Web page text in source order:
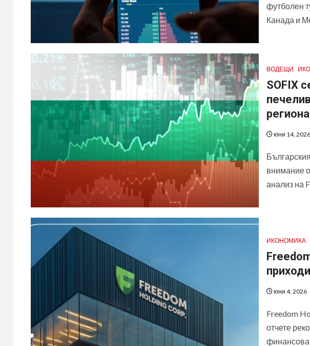
футболен
Канада и
ВОДЕЩИ
SOFIX
юни 14, 2026
внимание
анализ на
ИКОНОМИКА
приходи
юни 4, 2026
Freedom
отчете